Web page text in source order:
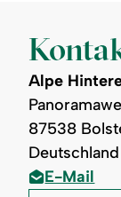
Alpe
87538
Deutschland
E-Mail